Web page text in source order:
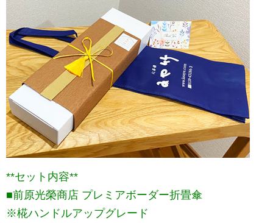
**セット内容**
■前原光榮商店 プレミアボーダー折畳傘
※椛ハンドルアップグレード